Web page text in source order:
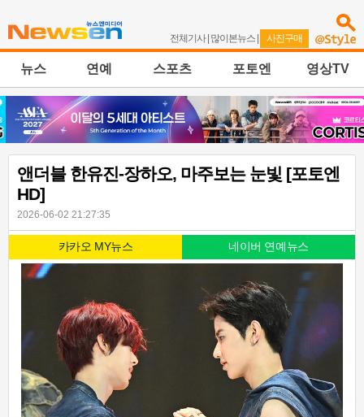
전체기사| 많이본뉴스 | 사진구매
뉴스 연예 스포츠 포토엔 영상TV
앤더블 한유진-장하오, 마주보는 눈빛 [포토엔
HD]
2026-06-02 21:27:35
카카오 MY뉴스 네이버 연예뉴스